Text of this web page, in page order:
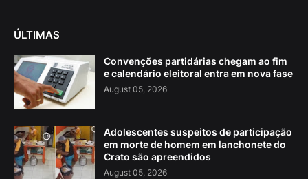
ÚLTIMAS
Convenções partidárias chegam ao fim
e calendário eleitoral entra em nova fase
August 05, 2026
Adolescentes suspeitos de participação
em morte de homem em lanchonete do
Crato são apreendidos
August 05, 2026